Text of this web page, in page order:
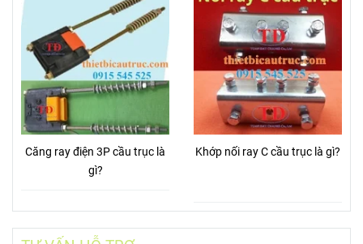
Căng ray điện 3P cầu trục là
gì?
Khớp nối ray C cầu trục là gì?